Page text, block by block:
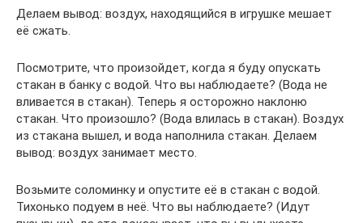
Делаем вывод: воздух, находящийся в игрушке мешает
её сжать.
Посмотрите, что произойдет, когда я буду опускать
стакан в банку с водой. Что вы наблюдаете? (Вода не
вливается в стакан). Теперь я осторожно наклоню
стакан. Что произошло? (Вода влилась в стакан). Воздух
из стакана вышел, и вода наполнила стакан. Делаем
вывод: воздух занимает место.
Возьмите соломинку и опустите её в стакан с водой.
Тихонько подуем в неё. Что вы наблюдаете? (Идут